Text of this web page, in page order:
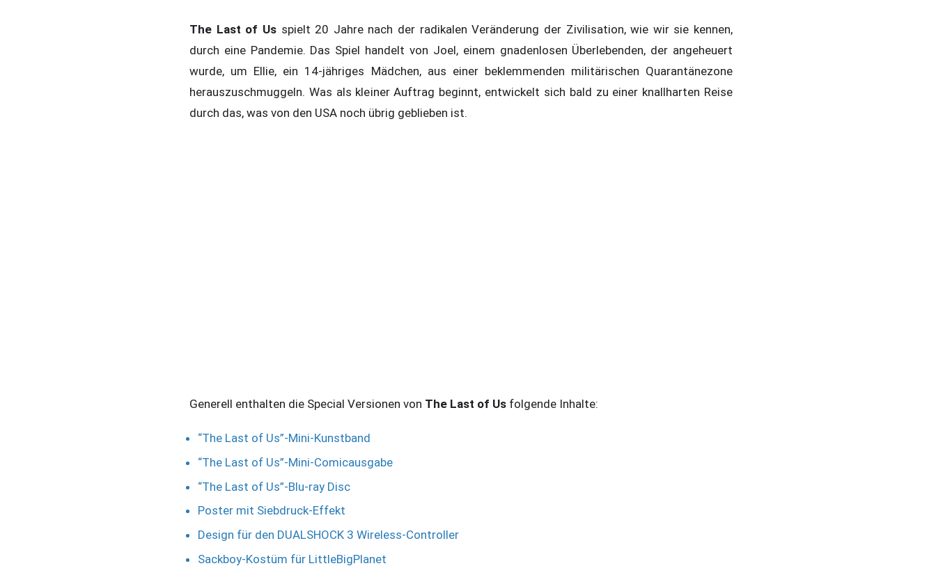
The Last of Usspielt 20 Jahre nach der radikalen Veränderung der Zivilisation, wie wir sie kennen,
durch eine Pandemie. Das Spiel handelt von Joel, einem gnadenlosen Überlebenden, der angeheuert
wurde, um Ellie, ein 14-jähriges Mädchen, aus einer beklemmenden militärischen Quarantänezone
herauszuschmuggeln. Was als kleiner Auftrag beginnt, entwickelt sich bald zu einer knallharten Reise
durch das, was von den USA noch übrig geblieben ist.
Generell enthalten die Special Versionen von The Last of Us folgende Inhalte:
“The Last of Us”-Mini-Kunstband
“The Last of Us”-Mini-Comicausgabe
“The Last of Us”-Blu-ray Disc
Poster mit Siebdruck-Effekt
Design für den DUALSHOCK 3 Wireless-Controller
Sackboy-Kostüm für LittleBigPlanet